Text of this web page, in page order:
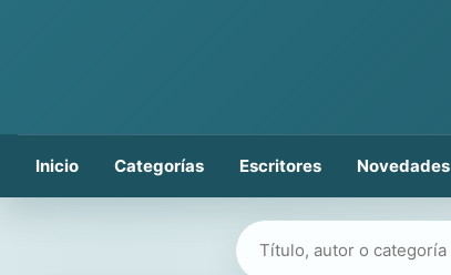
Inicio Categorías Escritores Novedades
Buscar libros